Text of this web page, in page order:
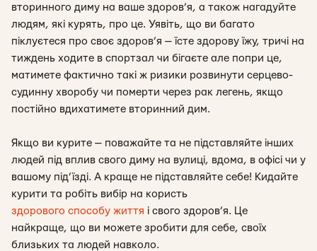
вторинного диму на ваше здоров’я, а також нагадуйте
людям, які курять, про це. Уявіть, що ви багато
піклуєтеся про своє здоров’я — їсте здорову їжу, тричі на
тиждень ходите в спортзал чи бігаєте але попри це,
матимете фактично такі ж ризики розвинути серцево-
судинну хворобу чи померти через рак легень, якщо
постійно вдихатимете вторинний дим.
Якщо ви курите — поважайте та не підставляйте інших
людей під вплив свого диму на вулиці, вдома, в офісі чи у
вашому під’їзді. А краще не підставляйте себе! Кидайте
курити та робіть вибір на користь
здорового способу життя і свого здоров’я. Це
найкраще, що ви можете зробити для себе, своїх
близьких та людей навколо.